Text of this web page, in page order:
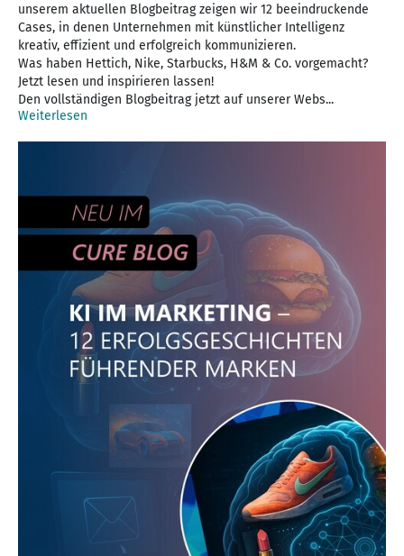
unserem aktuellen Blogbeitrag zeigen wir 12 beeindruckende
Cases, in denen Unternehmen mit künstlicher Intelligenz
kreativ, effizient und erfolgreich kommunizieren.
Was haben Hettich, Nike, Starbucks, H&M & Co. vorgemacht?
Jetzt lesen und inspirieren lassen!
Den vollständigen Blogbeitrag jetzt auf unserer Webs...
Weiterlesen